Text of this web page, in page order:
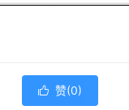
 赞(0)